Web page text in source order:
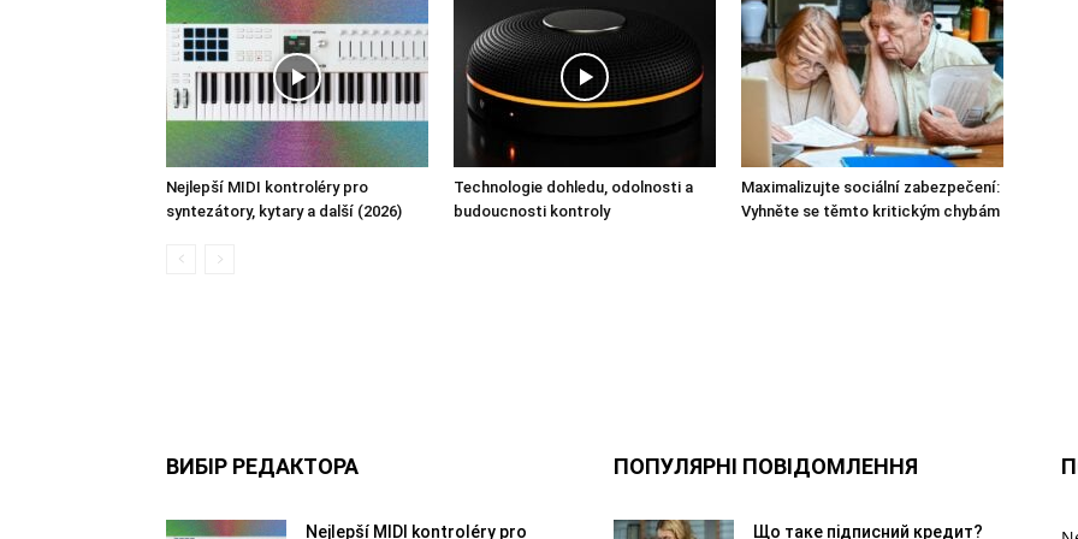
Nejlepší MIDI kontroléry pro
syntezátory, kytary a další (2026)
Technologie dohledu, odolnosti a
budoucnosti kontroly
Maximalizujte sociální zabezpečení:
Vyhněte se těmto kritickým chybám
ВИБІР РЕДАКТОРА
Nejlepší MIDI kontroléry pro
ПОПУЛЯРНІ ПОВІДОМЛЕННЯ
Що таке підписний кредит?